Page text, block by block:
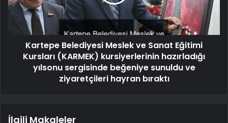
Kartepe Belediyesi Meslek ve Sanat Eğitimi
Kursları (KARMEK) kursiyerlerinin hazırladığı
yılsonu sergisinde beğeniye sunuldu ve
ziyaretçileri hayran bıraktı
İlgili Makaleler